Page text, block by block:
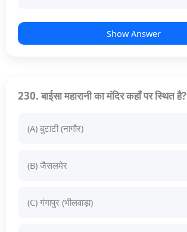
Show Answer
230. बाईसा महारानी का मंदिर कहाँ पर स्थित है?
(A) बुटाटी (नागौर)
(B) जैसलमेर
(C) गंगापुर (भीलवाड़ा)